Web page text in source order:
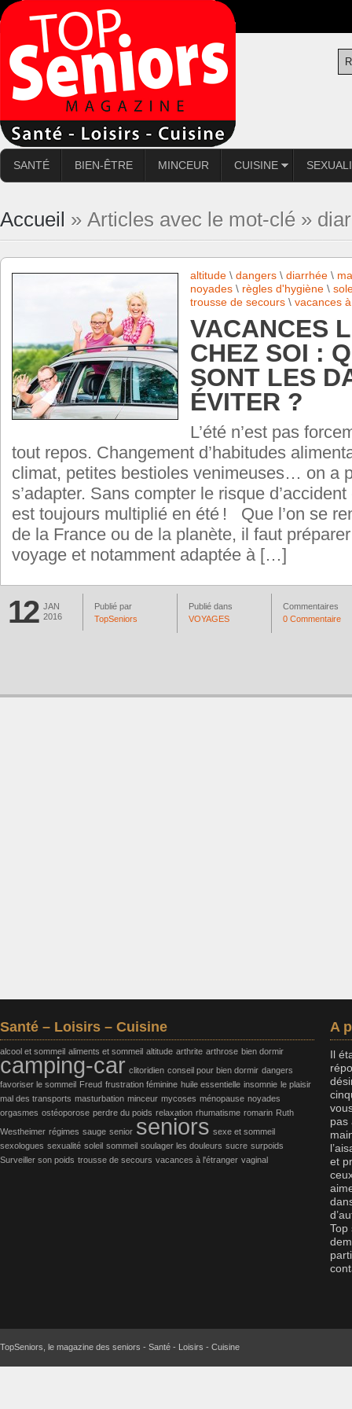
SANTÉ BIEN-ÊTRE MINCEUR CUISINE
Accueil » Articles avec le mot-clé »
altitude \ dangers \ diarrhée \
noyades \ règles d'hygiène \
trousse de secours \ vacances
VACANCES
CHEZ SOI :
SONT LES
ÉVITER ?
L’été n’est pas
tout repos. Changement d’habitudes
climat, petites bestioles venimeuses… on a
s’adapter. Sans compter le risque
est toujours multiplié en été ! Que l’on se
de la France ou de la planète, il faut
voyage et notamment adaptée à […]
12 JAN
2016
Publié par
TopSeniors
Publié dans
VOYAGES
Commentaires
0 Commentaire
Santé – Loisirs – Cuisine
alcool et sommeil aliments et sommeil altitude arthrite arthrose bien dormir
camping-car clitoridien conseil pour bien dormir dangers
favoriser le sommeil Freud frustration féminine huile essentielle insomnie le plaisir
mal des transports masturbation minceur mycoses ménopause noyades
orgasmes ostéoporose perdre du poids relaxation rhumatisme romarin Ruth
Westheimer régimes sauge senior seniors sexe et sommeil
sexologues sexualité soleil sommeil soulager les douleurs sucre surpoids
Surveiller son poids trousse de secours vacances à l'étranger vaginal
A
Il
pas
et
Top
TopSeniors, le magazine des seniors - Santé - Loisirs - Cuisine